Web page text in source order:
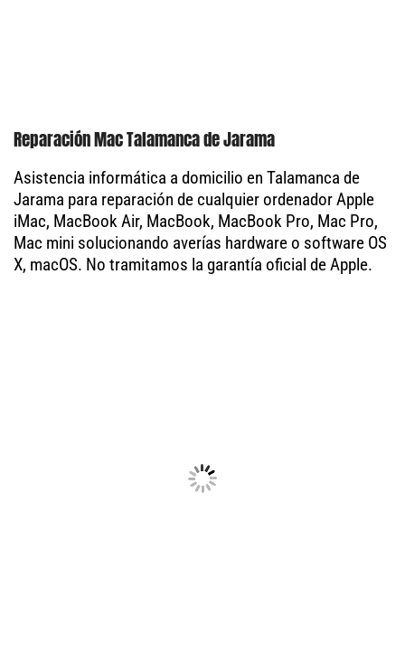
Reparación Mac Talamanca de Jarama
Asistencia informática a domicilio en Talamanca de
Jarama para reparación de cualquier ordenador Apple
iMac, MacBook Air, MacBook, MacBook Pro, Mac Pro,
Mac mini solucionando averías hardware o software OS
X, macOS. No tramitamos la garantía oficial de Apple.